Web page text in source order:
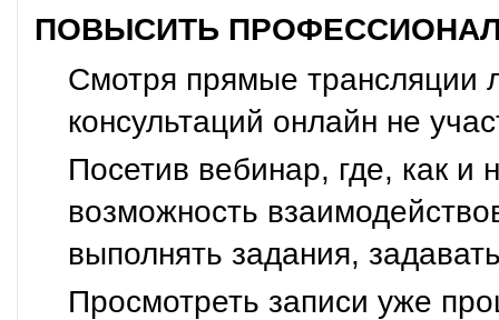
ПОВЫСИТЬ
Смотря прямые трансляции
консультаций онлайн не
Посетив вебинар, где, как
возможность
выполнять задания,
Просмотреть записи уже